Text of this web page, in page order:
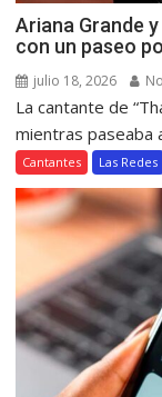
Ariana Grande
con un paseo
julio 18, 2026
La cantante de
mientras paseaba
Cantantes Las Redes